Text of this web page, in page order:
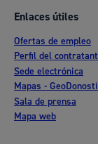
Enlaces útiles
Ofertas de empleo
Perfil del
Sede electrónica
Mapas -
Sala de prensa
Mapa web